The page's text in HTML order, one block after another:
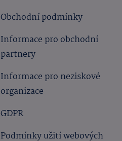
Obchodní podmínky
Informace pro obchodní
partnery
Informace pro neziskové
organizace
GDPR
Podmínky užití webových